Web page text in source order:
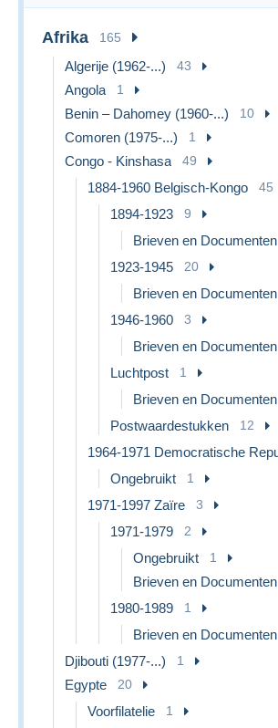
Afrika 165
Algerije (1962-...) 43
Angola 1
Benin – Dahomey (1960-...) 10
Comoren (1975-...) 1
Congo - Kinshasa 49
1884-1960 Belgisch-Kongo 45
1894-1923 9
Brieven en Documenten
1923-1945 20
Brieven en Documenten
1946-1960 3
Brieven en Documenten
Luchtpost 1
Brieven en Documenten
Postwaardestukken 12
Ongebruikt 1
1971-1997 Zaïre 3
1971-1979 2
Ongebruikt 1
Brieven en Documenten
1980-1989 1
Brieven en Documenten
Djibouti (1977-...) 1
Egypte 20
Voorfilatelie 1